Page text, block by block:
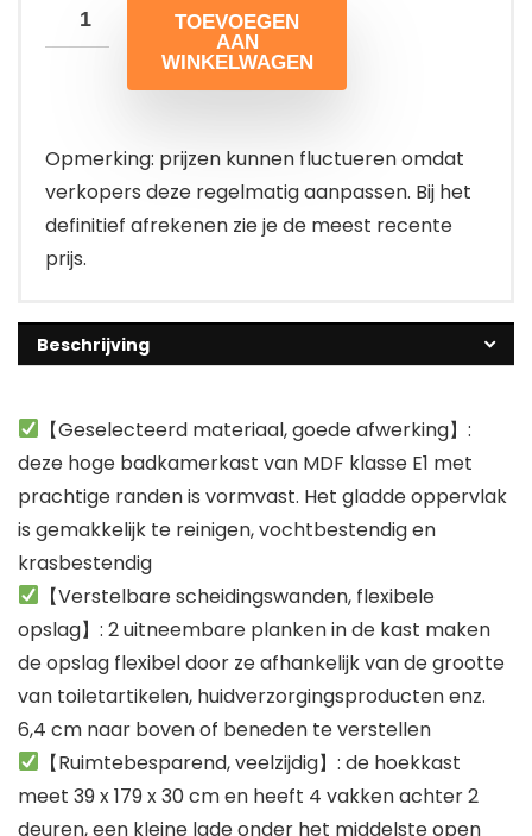
TOEVOEGEN
AAN
WINKELWAGEN
Opmerking: prijzen kunnen fluctueren omdat
verkopers deze regelmatig aanpassen. Bij het
definitief afrekenen zie je de meest recente
prijs.
Beschrijving
【Geselecteerd materiaal, goede afwerking】:
deze hoge badkamerkast van MDF klasse E1 met
prachtige randen is vormvast. Het gladde oppervlak
is gemakkelijk te reinigen, vochtbestendig en
krasbestendig
【Verstelbare scheidingswanden, flexibele
opslag】: 2 uitneembare planken in de kast maken
de opslag flexibel door ze afhankelijk van de grootte
van toiletartikelen, huidverzorgingsproducten enz.
6,4 cm naar boven of beneden te verstellen
【Ruimtebesparend, veelzijdig】: de hoekkast
meet 39 x 179 x 30 cm en heeft 4 vakken achter 2
deuren, een kleine lade onder het middelste open